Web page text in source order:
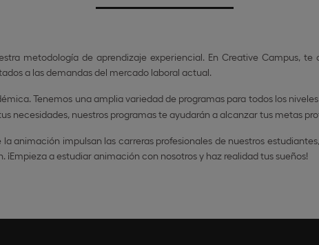
metodología de aprendizaje experiencial. En Creative Campus,
a las demandas del mercado laboral actual.
Tenemos una amplia variedad de programas para todos los
necesidades, nuestros programas te ayudarán a alcanzar tus metas
animación impulsan las carreras profesionales de nuestros
a estudiar animación con nosotros y haz realidad tus sueños!